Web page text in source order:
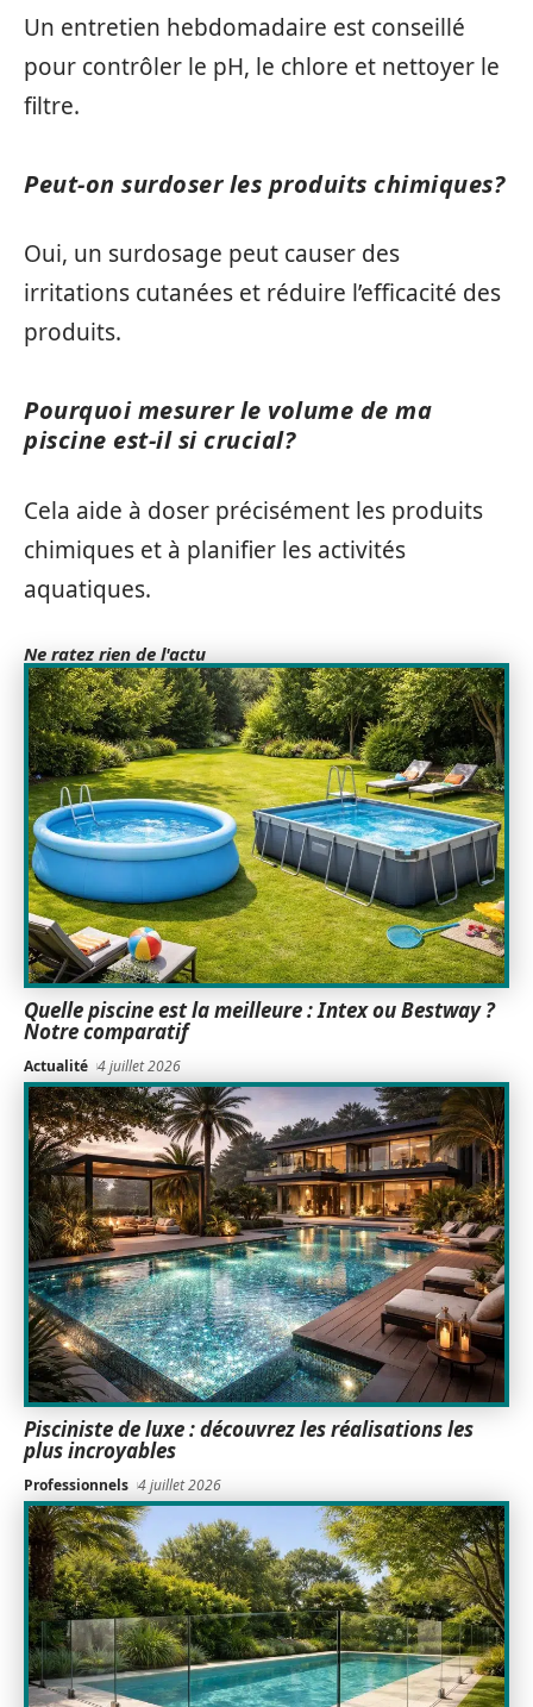
Un entretien hebdomadaire est conseillé
pour contrôler le pH, le chlore et nettoyer le
filtre.
Peut-on surdoser les produits chimiques?
Oui, un surdosage peut causer des
irritations cutanées et réduire l’efficacité des
produits.
Pourquoi mesurer le volume de ma
piscine est-il si crucial?
Cela aide à doser précisément les produits
chimiques et à planifier les activités
aquatiques.
Ne ratez rien de l'actu
Quelle piscine est la meilleure : Intex ou Bestway ?
Notre comparatif
Actualité 4 juillet 2026
Pisciniste de luxe : découvrez les réalisations les
plus incroyables
Professionnels 4 juillet 2026